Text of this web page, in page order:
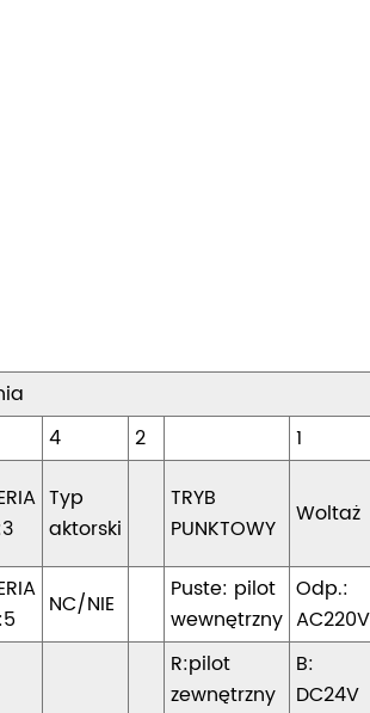
4 2 1
Typ
aktorski
TRYB
PUNKTOWY
Woltaż
NC/NIE
Puste: pilot
wewnętrzny
Odp.:
AC220V
R:pilot
zewnętrzny
B:
DC24V